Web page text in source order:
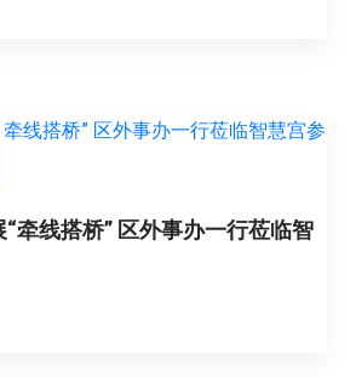
牵线搭桥” 区外事办一行莅临智